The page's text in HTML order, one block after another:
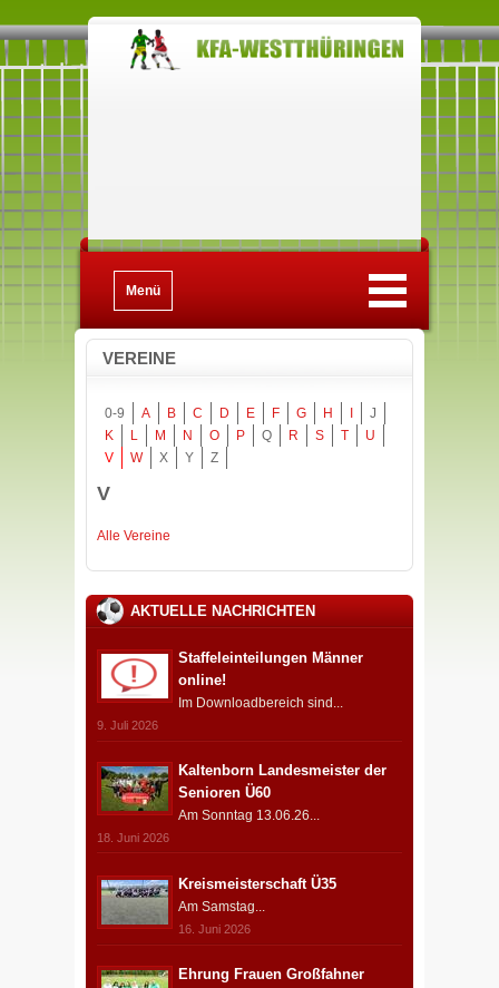
Menü
VEREINE
0-9 A B C D E F G H
J
K
L M N O P Q R S T
U
V
W X Y Z
V
Alle Vereine
AKTUELLE NACHRICHTEN
Staffeleinteilungen Männer
online!
Im Downloadbereich sind...
9. Juli 2026
Kaltenborn Landesmeister der
Senioren Ü60
Am Sonntag 13.06.26...
18. Juni 2026
Kreismeisterschaft Ü35
Am Samstag...
16. Juni 2026
Ehrung Frauen Großfahner